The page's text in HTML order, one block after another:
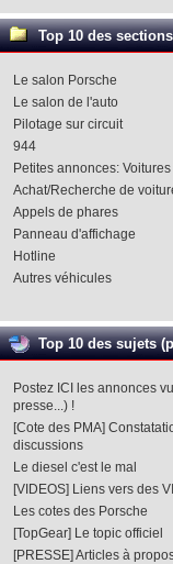
Top 10 des sections
Le salon Porsche
Le salon de l'auto
Pilotage sur circuit
944
Petites annonces: Voitures
Achat/Recherche de
Appels de phares
Panneau d'affichage
Hotline
Autres véhicules
Top 10 des sujets
Postez ICI les annonces
presse...) !
[Cote des PMA]
discussions
Le diesel c'est le mal
[VIDEOS] Liens vers des
Les cotes des Porsche
[TopGear] Le topic officiel
[PRESSE] Articles à